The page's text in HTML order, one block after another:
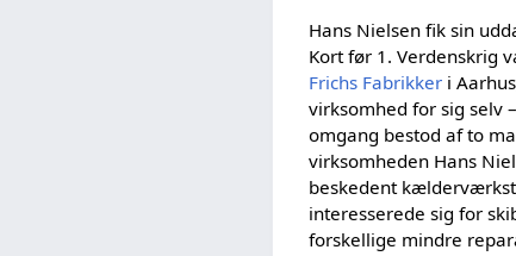
Hans Nielsen fik sin
Kort før 1. Verdenskrig
Frichs Fabrikker i
virksomhed for sig selv
omgang bestod af to
virksomheden Hans
beskedent
interesserede sig for
forskellige mindre